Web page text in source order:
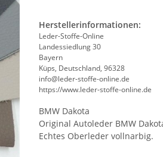
Herstellerinformationen:
Leder-Stoffe-Online
Landessiedlung 30
Bayern
Küps, Deutschland, 96328
info@leder-stoffe-online.de
https://www.leder-stoffe-online.de
BMW Dakota
Original Autoleder BMW
Echtes Oberleder vollnarbig.